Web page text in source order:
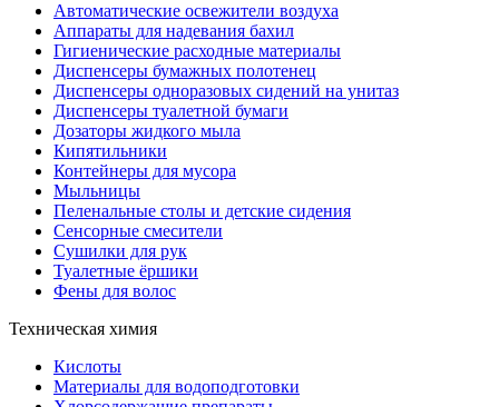
Автоматические освежители воздуха
Аппараты для надевания бахил
Гигиенические расходные материалы
Диспенсеры бумажных полотенец
Диспенсеры одноразовых сидений на унитаз
Диспенсеры туалетной бумаги
Дозаторы жидкого мыла
Кипятильники
Контейнеры для мусора
Мыльницы
Пеленальные столы и детские сидения
Сенсорные смесители
Сушилки для рук
Туалетные ёршики
Фены для волос
Техническая химия
Кислоты
Материалы для водоподготовки